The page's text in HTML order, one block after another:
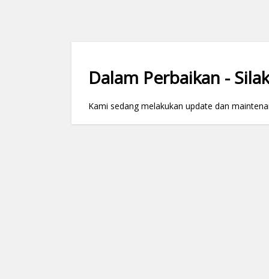
Dalam Perbaikan -
Kami sedang melakukan update dan